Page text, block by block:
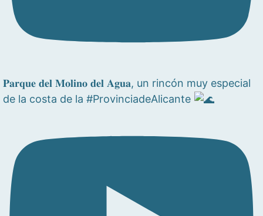
𝐏𝐚𝐫𝐪𝐮𝐞 𝐝𝐞𝐥 𝐌𝐨𝐥𝐢𝐧𝐨 𝐝𝐞𝐥 𝐀𝐠𝐮𝐚, un rincón muy especial
de la costa de la #ProvinciadeAlicante